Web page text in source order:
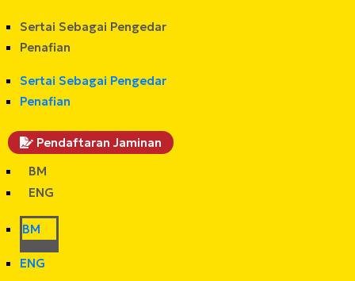
Sertai Sebagai Pengedar
Penafian
Sertai Sebagai Pengedar
Penafian
Pendaftaran Jaminan
BM
ENG
BM
ENG